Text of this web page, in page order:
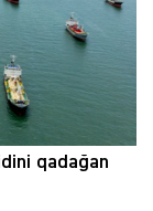
qadağan